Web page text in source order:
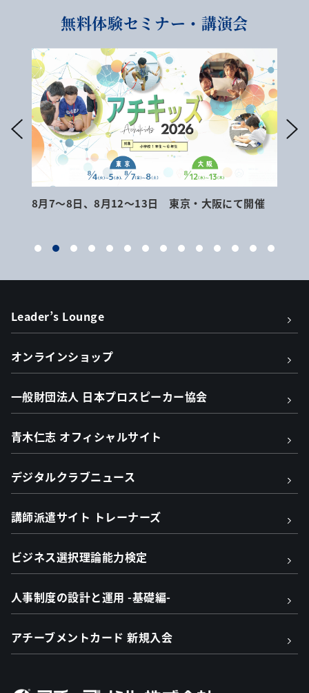
無料体験セミナー・講演会
8月7～8日、8月12～13日 東京・大阪にて開催
Leader’s Lounge
オンラインショップ
一般財団法人 日本プロスピーカー協会
青木仁志 オフィシャルサイト
デジタルクラブニュース
講師派遣サイト トレーナーズ
ビジネス選択理論能力検定
人事制度の設計と運用 -基礎編-
アチーブメントカード 新規入会